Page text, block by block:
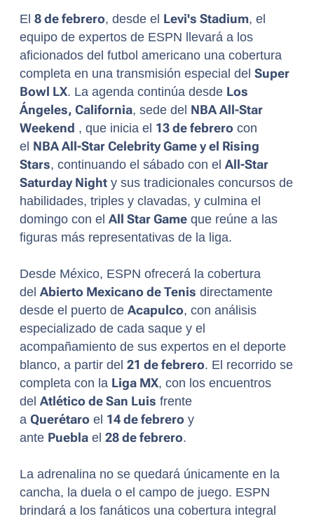
El 8 de febrero, desde el Levi's Stadium, el
equipo de expertos de ESPN llevará a los
aficionados del futbol americano una cobertura
completa en una transmisión especial del Super
Bowl LX. La agenda continúa desde Los
Ángeles, California, sede del NBA All-Star
Weekend , que inicia el 13 de febrero con
el NBA All-Star Celebrity Game y el Rising
Stars, continuando el sábado con el All-Star
Saturday Night y sus tradicionales concursos de
habilidades, triples y clavadas, y culmina el
domingo con el All Star Game que reúne a las
figuras más representativas de la liga.
Desde México, ESPN ofrecerá la cobertura
del Abierto Mexicano de Tenis directamente
desde el puerto de Acapulco, con análisis
especializado de cada saque y el
acompañamiento de sus expertos en el deporte
blanco, a partir del 21 de febrero. El recorrido se
completa con la Liga MX, con los encuentros
del Atlético de San Luis frente
a Querétaro el 14 de febrero y
ante Puebla el 28 de febrero.
La adrenalina no se quedará únicamente en la
cancha, la duela o el campo de juego. ESPN
brindará a los fanáticos una cobertura integral